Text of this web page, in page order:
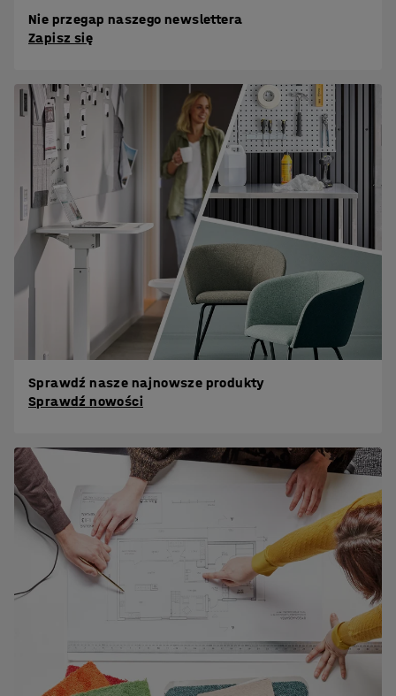
Nie przegap naszego newslettera
Zapisz się
Sprawdź nasze najnowsze produkty
Sprawdź nowości